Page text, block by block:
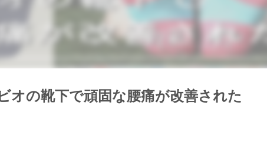
オの靴下で頑固な腰痛が改善された